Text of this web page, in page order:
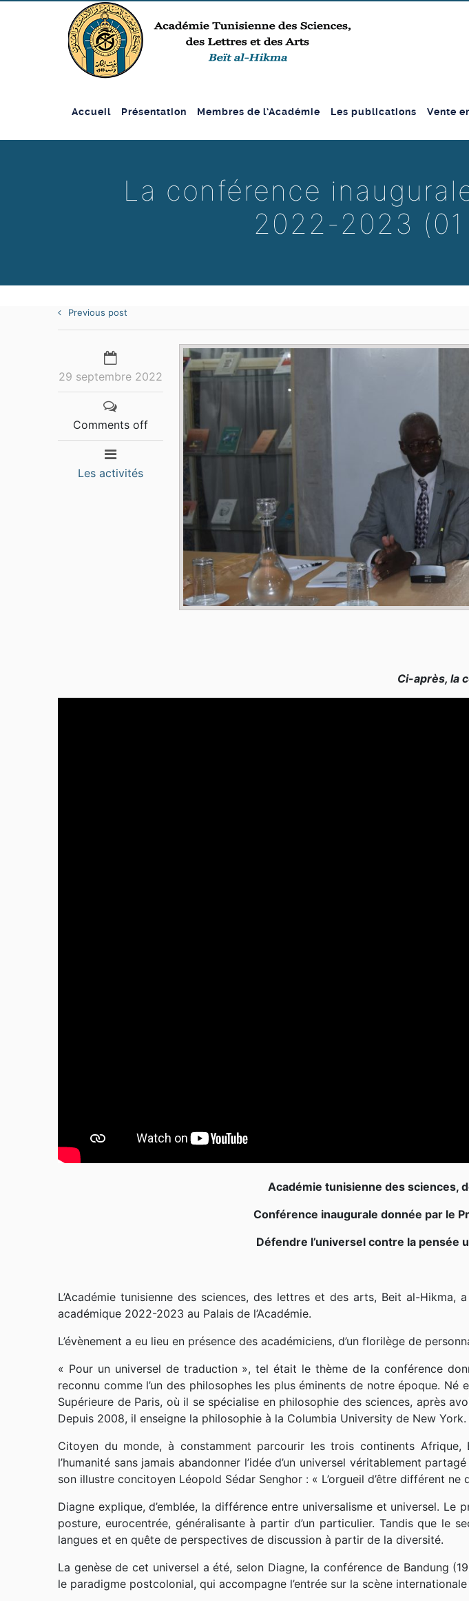
Accueil Présentation Membres de l’Académie Les publications Vente
La conférence
2022-2023
Previous post
29 septembre 2022
Comments off
Les activités
Ci-après, la
Académie tunisienne des sciences,
Conférence inaugurale donnée par le
Défendre l’universel contre la pensée
L’Académie tunisienne des sciences, des lettres et des arts, Beit al-Hikma,
académique 2022-2023 au Palais de l’Académie.
L’évènement a eu lieu en présence des académiciens, d’un florilège de
« Pour un universel de traduction », tel était le thème de la conférence
reconnu comme l’un des philosophes les plus éminents de notre époque.
Supérieure de Paris, où il se spécialise en philosophie des sciences, après
Depuis 2008, il enseigne la philosophie à la Columbia University de New York.
Citoyen du monde, à constamment parcourir les trois continents
l’humanité sans jamais abandonner l’idée d’un universel véritablement
son illustre concitoyen Léopold Sédar Senghor : « L’orgueil d’être différent ne
Diagne explique, d’emblée, la différence entre universalisme et universel. Le
posture, eurocentrée, généralisante à partir d’un particulier. Tandis que le
langues et en quête de perspectives de discussion à partir de la diversité.
La genèse de cet universel a été, selon Diagne, la conférence de Bandung
le paradigme postcolonial, qui accompagne l’entrée sur la scène